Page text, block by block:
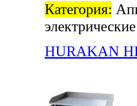
Категория:
электрические
HURAKAN